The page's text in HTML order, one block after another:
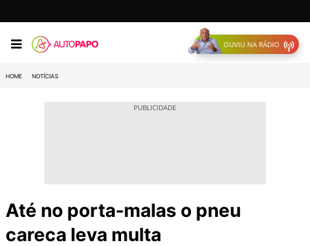
OUVIU NA RÁDIO
HOME NOTÍCIAS
Até no porta-malas o pneu
careca leva multa